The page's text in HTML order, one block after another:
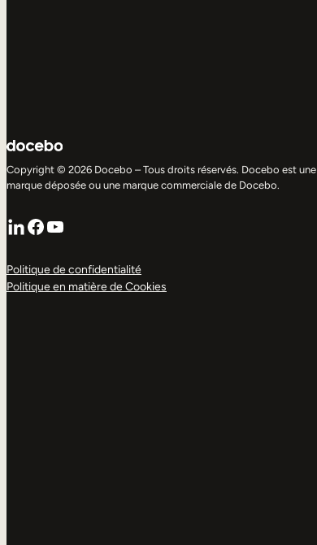
Copyright © 2026 Docebo – Tous droits réservés. Docebo est une
marque déposée ou une marque commerciale de Docebo.
LinkedIn
Facebook
YouTube
Politique de confidentialité
Politique en matière de Cookies